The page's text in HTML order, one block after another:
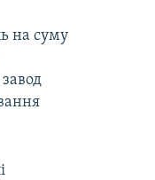
на суму